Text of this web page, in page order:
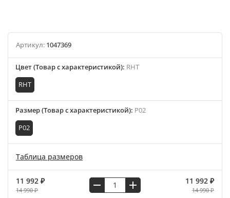
Артикул: 1047369
Цвет (Товар с характеристикой): RHT
RHT
Размер (Товар с характеристикой): P02
P02
Таблица размеров
11 992 ₽
14 990 ₽
11 992 ₽
14 990 ₽